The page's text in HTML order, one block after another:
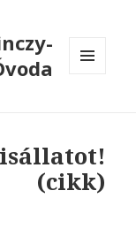
(cikk)